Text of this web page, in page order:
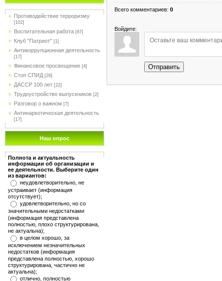
Противодействие терроризму
[102]
Воспитательная работа [87]
Клуб "Патриот" [1]
Антикоррупционная деятельность
[17]
Финансовое просвещение [4]
Стоп СПИД [26]
ДАССР 100 лет [22]
Трудоустройство выпускников [2]
Разговор о важном [7]
Антинаркотическая деятельность
[17]
Наш опрос
Полнота и актуальность
информации об организации и
ее деятельности. Выберите один
из вариантов:
неудовлетворительно, не
устраивает (информация
отсутствует);
удовлетворительно, но со
значительными недостатками
(информация представлена
полностью, плохо структурирована,
не актуальна);
в целом хорошо, за
исключением незначительных
недостатков (информация
представлена полностью, хорошо
структурирована, частично не
актуальна);
отлично, полностью
Всего комментариев: 0
Войдите:
Отправить